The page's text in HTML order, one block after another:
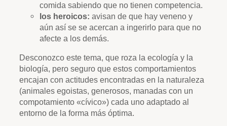
comida sabiendo que no tienen competencia.
los heroicos: avisan de que hay veneno y
aún así se se acercan a ingerirlo para que no
afecte a los demás.
Desconozco este tema, que roza la ecología y la
biología, pero seguro que estos comportamientos
encajan con actitudes encontradas en la naturaleza
(animales egoistas, generosos, manadas con un
compotamiento «cívico») cada uno adaptado al
entorno de la forma más óptima.